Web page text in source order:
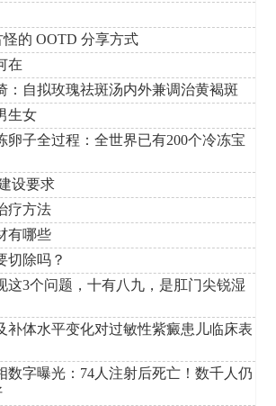
怪的 OOTD 分享方式
在
：自拟玫瑰祛斑汤内外兼调治黄褐斑
生女
卵子全过程：全世界已有200个冷冻宝
设要求
疗方法
有哪些
切除吗？
这3个问题，十有八九，是肛门尖锐湿
补体水平变化对过敏性紫癜患儿临床表
数字曝光：74人注射后死亡！数千人仍